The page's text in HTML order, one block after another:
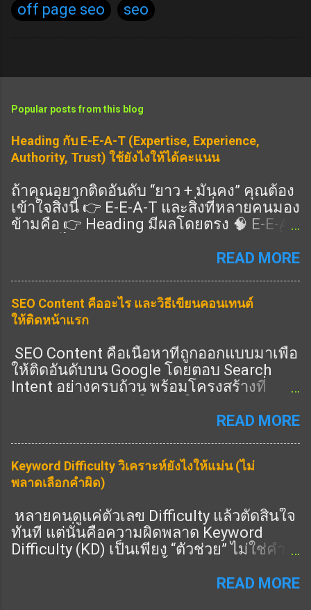
off page seo
seo
Popular posts from this blog
Heading กับ E-E-A-T (Expertise, Experience,
Authority, Trust) ใช้ยังไงให้ได้คะแนน
ถ้าคุณอยากติดอันดับ “ยาว + มั่นคง” คุณต้อง
เข้าใจสิ่งนี้ 👉 E-E-A-T และสิ่งที่หลายคนมอง
ข้ามคือ 👉 Heading มีผลโดยตรง 🧠 E-E-A-
ว่าเนื้อหาคุณ: Expertise (ความเชี่ยวชาญ)
ครบ = อันดับดีขึ้น 🎯 Heading ช่วย E-E-A-T
ยังไง ✔️ 1. แสดง Expertise 👉 ใช้ Heading
ครอบคลุมลึก ✔️ 2. แสดง Experience 👉 มี
หัวข้อ “ประสบการณ์จริง” ✔️ 3. แสดง
Authority 👉 มีหัวข้อครบทุกมุม ✔️ 4. แสดง
Trust 👉 มี FAQ / ข้อมูลชัด 🔧 วิธีเขียน
1. เพิ่ม Heading “ประสบการณ์” 👉 เช่น: จาก
ประสบการณ์จริง 🔥 2. เพิ่ม Heading “ข้อมูล
เชิงลึก” 👉 เช่น: เทคนิคขั้นสูง วิเคราะห์ 🔥 3.
เพิ่ม Heading “คำถาม” 👉 เช่น: FAQ 📊 สูตร
E-E-A-T Heading H1 = keyword หลัก H2 =
ครอบคลุม + เชี่ยวชาญ H3 = ลึก + ราย
ละเอียด 👉 ครบ = ได้คะแนน ⚠️ จุดพลาดที่
ต้องเลี่ยง ❌ เขียนผิว ๆ 👉 ไม่มีความลึก ❌
ไม่มีประสบการณ์ 👉 ไม่น่าเชื่อถือ ❌ ไม่มี
โครงสร้าง 👉 Google มองไม่ออก 🚀 เทคนิค
READ MORE
SEO Content คืออะไร และวิธีเขียนคอนเทนต์
ให้ติดหน้าแรก
SEO Content คือเนื้อหาที่ถูกออกแบบมาเพื่อ
ให้ติดอันดับบน Google โดยตอบ Search
Intent อย่างครบถ้วน พร้อมโครงสร้างที่
SEO ไม่ใช่แค่ใส่คีย์เวิร์ด แต่คือการสร้าง
เนื้อหาที่: ตรงกับคำค้นหา ตอบคำถามผู้ใช้
ครบถ้วน มีโครงสร้างชัดเจน มีคุณภาพสูง
รองรับทั้ง SEO และ AEO SEO Content ที่ดี
ต้องตอบทั้ง “คนอ่าน” และ “อัลกอริทึม” ②
SEO Content ต่างจากบทความทั่วไปอย่างไร
บทความทั่วไป: เขียนตามความรู้สึก ไม่มี
Content: เริ่มจาก Keyword Research
READ MORE
Keyword Difficulty วิเคราะห์ยังไงให้แม่น (ไม่
พลาดเลือกคำผิด)
หลายคนดูแค่ตัวเลข Difficulty แล้วตัดสินใจ
ทันที แต่นั่นคือความผิดพลาด Keyword
Difficulty (KD) เป็นเพียง “ตัวช่วย” ไม่ใช่คำ
KD แบบมืออาชีพ ① Keyword Difficulty คือ
READ MORE